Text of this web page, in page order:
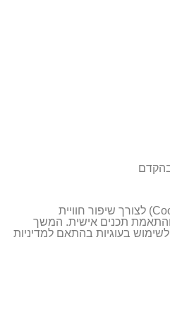
האתר משתמש בעוגיות (Cookies) לצורך שיפור חוויית
תכנים אישית. המשך
בעוגיות בהתאם למדיניות